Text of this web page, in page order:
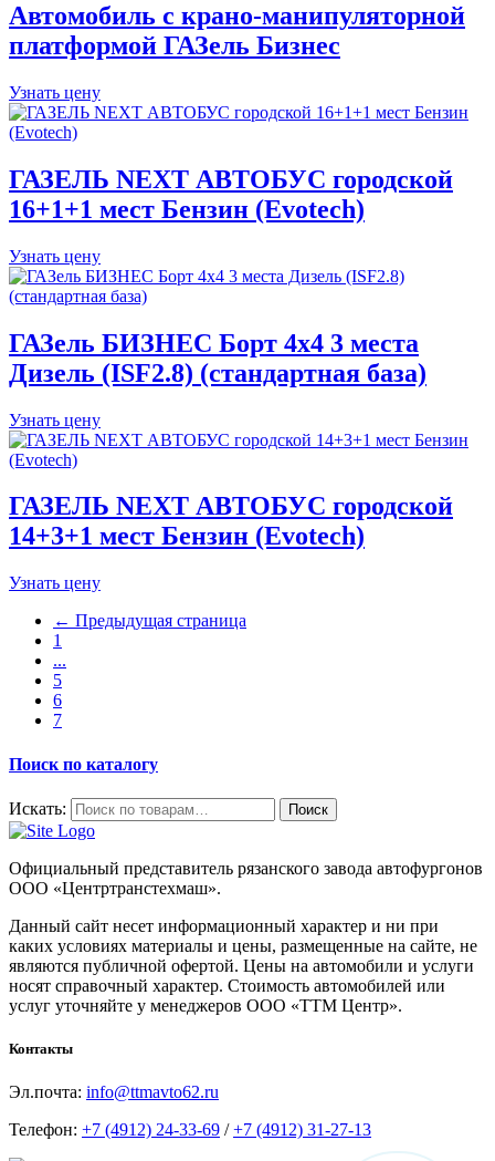
Автомобиль с крано-манипуляторной
платформой ГАЗель Бизнес
Узнать цену
ГАЗЕЛЬ NEXT АВТОБУС городской
16+1+1 мест Бензин (Evotech)
Узнать цену
ГАЗель БИЗНЕС Борт 4х4 3 места
Дизель (ISF2.8) (стандартная база)
Узнать цену
ГАЗЕЛЬ NEXT АВТОБУС городской
14+3+1 мест Бензин (Evotech)
Узнать цену
← Предыдущая страница
1
...
5
6
7
Поиск по каталогу
Искать: Поиск
Официальный представитель рязанского завода автофургонов
ООО «Центртранстехмаш».
Данный сайт несет информационный характер и ни при
каких условиях материалы и цены, размещенные на сайте, не
являются публичной офертой. Цены на автомобили и услуги
носят справочный характер. Стоимость автомобилей или
услуг уточняйте у менеджеров ООО «ТТМ Центр».
Контакты
Эл.почта: info@ttmavto62.ru
Телефон: +7 (4912) 24-33-69 /+7 (4912) 31-27-13